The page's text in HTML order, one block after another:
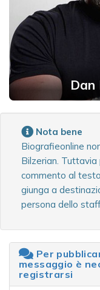
Dan
Nota bene
Biografieonline
Bilzerian. Tuttavia
commento al
giunga a
persona dello
Per
messaggio è
registrarsi